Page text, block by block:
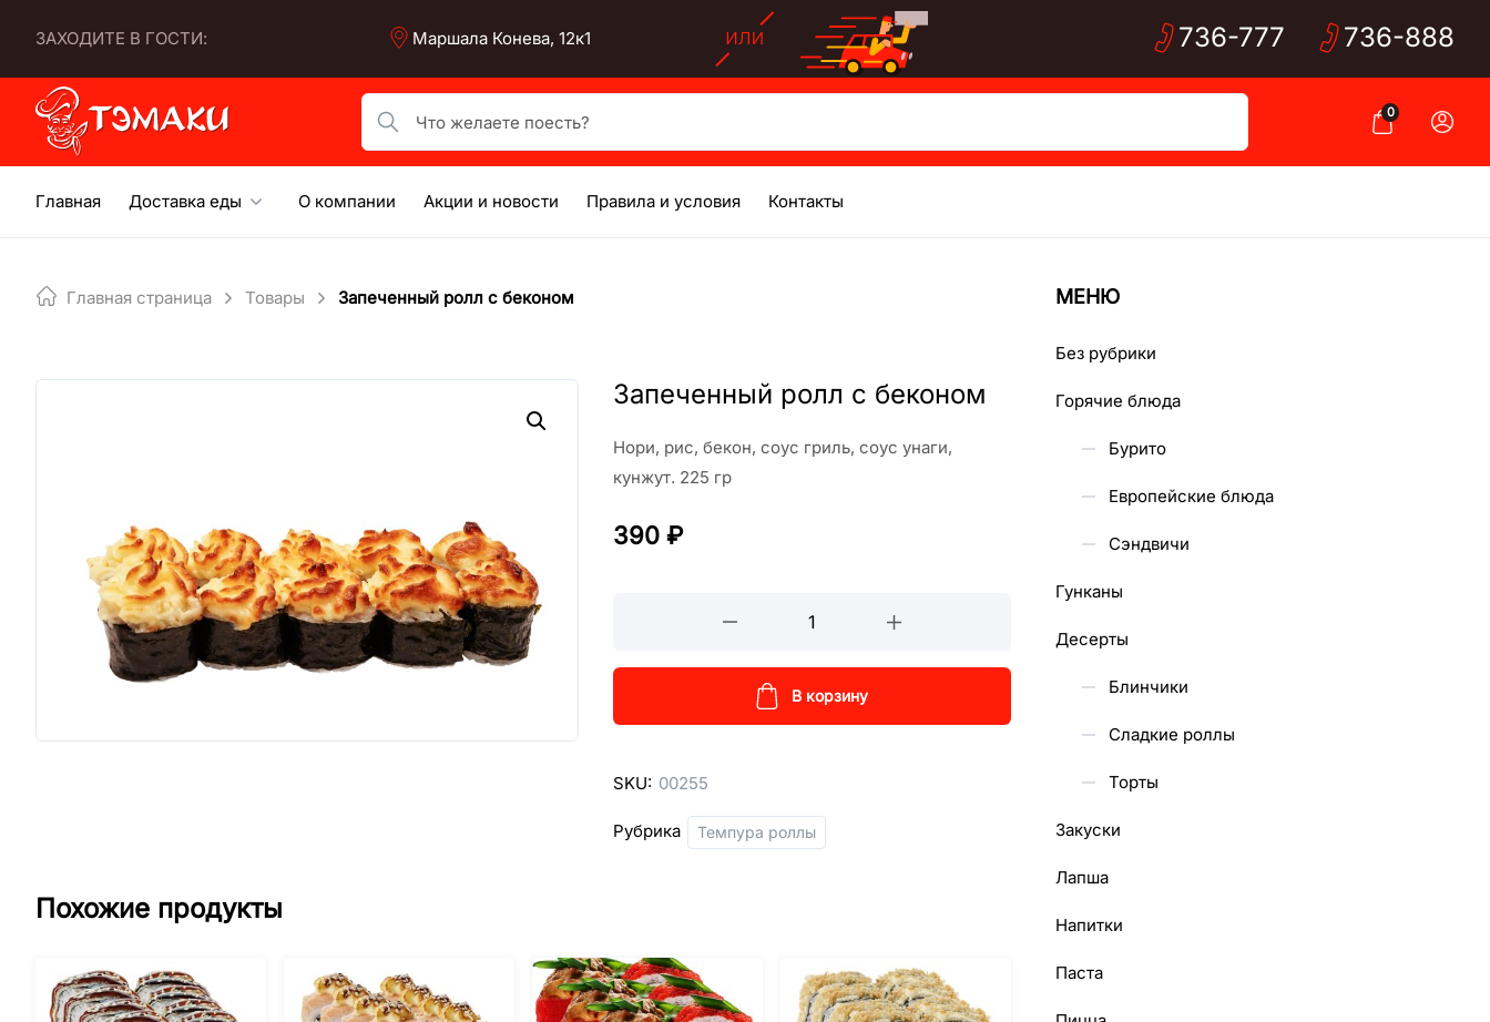
content
ЗАХОДИТЕ В ГОСТИ: Маршала Конева, 12к1 736-777 736-888
Что желаете поесть?
0
Главная Доставка еды О компании Акции и новости Правила и условия Контакты
Главная страница Товары Запеченный ролл с беконом
Запеченный ролл с беконом
Нори, рис, бекон, соус гриль, соус унаги,
кунжут. 225 гр
390 ₽
с
кол-
В корзину
SKU: 00255
Рубрика Темпура роллы
Похожие продукты
МЕНЮ
Без рубрики
Горячие блюда
Бурито
Европейские блюда
Сэндвичи
Гунканы
Десерты
Блинчики
Сладкие роллы
Торты
Закуски
Лапша
Напитки
Паста